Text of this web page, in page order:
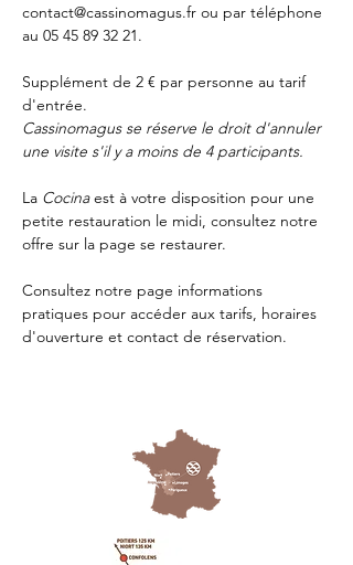
contact@cassinomagus.fr ou par téléphone
au 05 45 89 32 21.
Supplément de 2 € par personne au tarif
d'entrée.
Cassinomagus se réserve le droit d'annuler
une visite s'il y a moins de 4 participants.
La Cocina est à votre disposition pour une
petite restauration le midi, consultez notre
offre sur la page se restaurer.
Consultez notre page informations
pratiques pour accéder aux tarifs, horaires
d'ouverture et contact de réservation.